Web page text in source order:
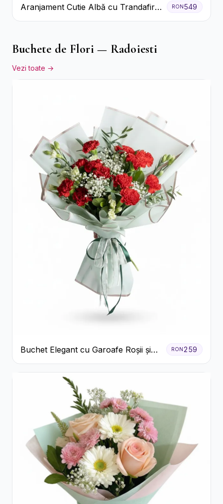
Aranjament Cutie Albă cu Trandafiri
Roșii și Raffaello
RON 549
Buchete de Flori — Radoiesti
Vezi toate →
Buchet Elegant cu Garoafe Roșii și
Floarea Miresei
RON259